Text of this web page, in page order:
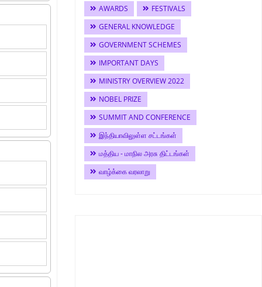
AWARDS
FESTIVALS
GENERAL KNOWLEDGE
GOVERNMENT SCHEMES
IMPORTANT DAYS
MINISTRY OVERVIEW 2022
NOBEL PRIZE
SUMMIT AND CONFERENCE
இந்தியாவிலுள்ள சட்டங்கள்
மத்திய - மாநில அரசு திட்டங்கள்
வாழ்க்கை வரலாறு